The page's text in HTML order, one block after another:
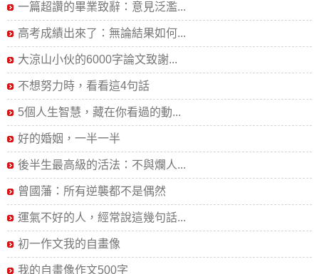
一篇超讚的畢業致辭：意見泛濫...
高考成績出來了：無論結果如何...
大涼山小伙的6000字論文致謝...
不想努力時，看看這4句話
5個人生智慧，藏在你看過的動...
好的婚姻，一半一半
後半生最高級的活法：不與爛人...
曾國藩：所有逆襲都不是偶然
運氣不好的人，經常說這幾句話...
初一作文我的自畫像
我的自畫像作文500字